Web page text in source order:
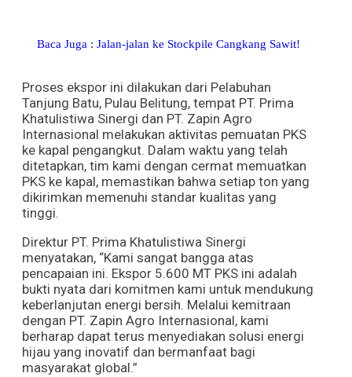
Baca Juga : Jalan-jalan ke Stockpile Cangkang Sawit!
Proses ekspor ini dilakukan dari Pelabuhan
Tanjung Batu, Pulau Belitung, tempat PT. Prima
Khatulistiwa Sinergi dan PT. Zapin Agro
Internasional melakukan aktivitas pemuatan PKS
ke kapal pengangkut. Dalam waktu yang telah
ditetapkan, tim kami dengan cermat memuatkan
PKS ke kapal, memastikan bahwa setiap ton yang
dikirimkan memenuhi standar kualitas yang
tinggi.
Direktur PT. Prima Khatulistiwa Sinergi
menyatakan, “Kami sangat bangga atas
pencapaian ini. Ekspor 5.600 MT PKS ini adalah
bukti nyata dari komitmen kami untuk mendukung
keberlanjutan energi bersih. Melalui kemitraan
dengan PT. Zapin Agro Internasional, kami
berharap dapat terus menyediakan solusi energi
hijau yang inovatif dan bermanfaat bagi
masyarakat global.”